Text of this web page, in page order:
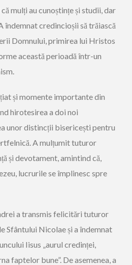
mulți au cunoștințe și studii, dar
îndemnat credincioșii să trăiască
Domnului, primirea lui Hristos
această perioadă într-un
și momente importante din
hirotesirea a doi noi
unor distincții bisericești pentru
A mulțumit tuturor
și devotament, amintind că,
lucrurile se împlinesc spre
a transmis felicitări tuturor
Sfântului Nicolae și a îndemnat
Iisus „aurul credinței,
faptelor bune”. De asemenea, a